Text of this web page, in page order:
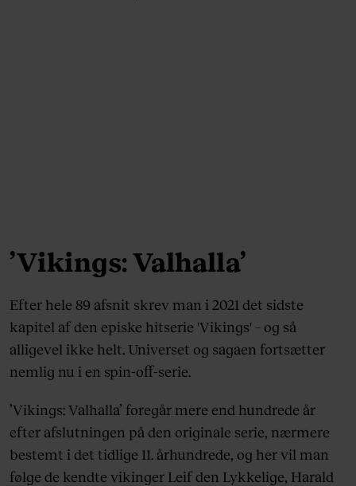
’Vikings: Valhalla’
Efter hele 89 afsnit skrev man i 2021 det sidste
kapitel af den episke hitserie 'Vikings' – og så
alligevel ikke helt. Universet og sagaen fortsætter
nemlig nu i en spin-off-serie.
’Vikings: Valhalla’ foregår mere end hundrede år
efter afslutningen på den originale serie, nærmere
bestemt i det tidlige 11. århundrede, og her vil man
følge de kendte vikinger Leif den Lykkelige, Harald